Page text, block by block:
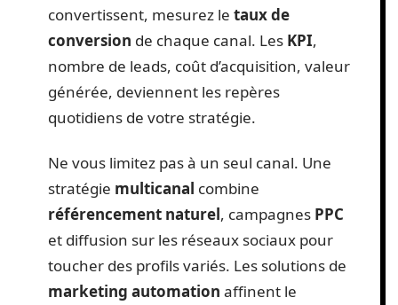
convertissent, mesurez le taux de
conversion de chaque canal. Les KPI,
nombre de leads, coût d’acquisition, valeur
générée, deviennent les repères
quotidiens de votre stratégie.
Ne vous limitez pas à un seul canal. Une
stratégie multicanal combine
référencement naturel, campagnes PPC
et diffusion sur les réseaux sociaux pour
toucher des profils variés. Les solutions de
marketing automation affinent le